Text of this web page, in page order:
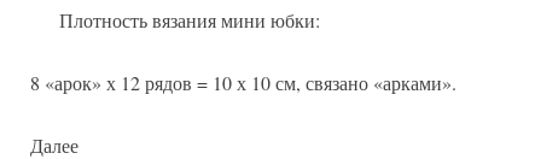
Плотность вязания мини юбки:
8 «арок» х 12 рядов = 10 х 10 см, связано «арками».
Далее